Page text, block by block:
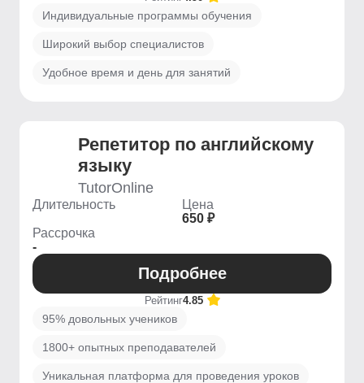
Индивидуальные программы обучения
Широкий выбор специалистов
Удобное время и день для занятий
Репетитор по английскому
языку
TutorOnline
Длительность
Цена
650 ₽
Рассрочка
-
Подробнее
Рейтинг4.85
95% довольных учеников
1800+ опытных преподавателей
Уникальная платформа для проведения уроков